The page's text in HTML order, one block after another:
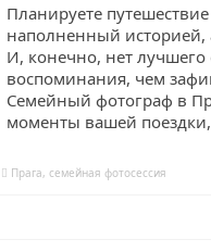
Планируете
наполненный
И, конечно, нет лучшего
воспоминания, чем
Семейный фотограф в
моменты вашей
Прага, семейная фотосессия